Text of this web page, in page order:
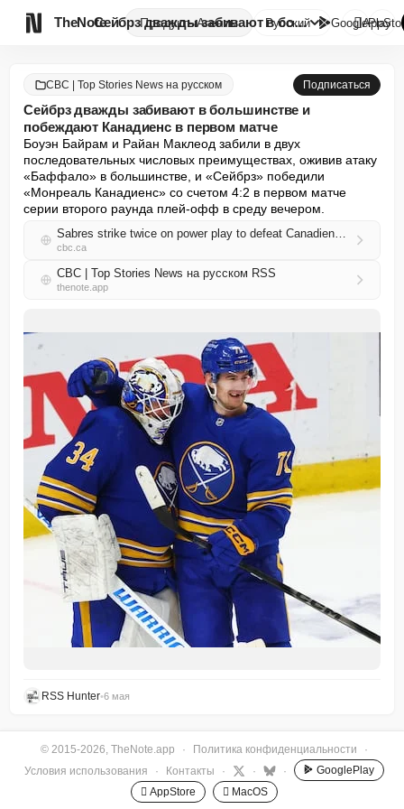
TheNote ПродуктыАгенты Сейбрз дважды забивают в больш...
Русский GooglePlay

CBC | Top Stories News на русском Подписаться
Сейбрз дважды забивают в большинстве и
побеждают Канадиенс в первом матче
Боуэн Байрам и Райан Маклеод забили в двух
последовательных числовых преимуществах, оживив атаку
«Баффало» в большинстве, и «Сейбрз» победили
«Монреаль Канадиенс» со счетом 4:2 в первом матче
серии второго раунда плей-офф в среду вечером.
Sabres strike twice on power play to defeat Canadiens in Game 1
cbc.ca
CBC | Top Stories News на русском RSS
thenote.app
RSS Hunter•6 мая
© 2015-2026, TheNote.app · Политика конфиденциальности
·
Условия использования
· Контакты · · ·
GooglePlay
 AppStore
 MacOS